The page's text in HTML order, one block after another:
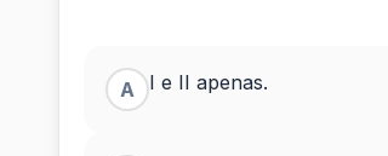
A I e II apenas.